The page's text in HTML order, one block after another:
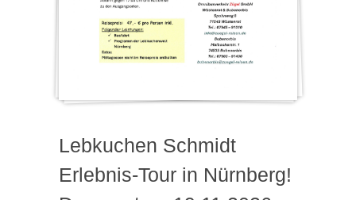
Lebkuchen Schmidt
Erlebnis-Tour in Nürnberg!